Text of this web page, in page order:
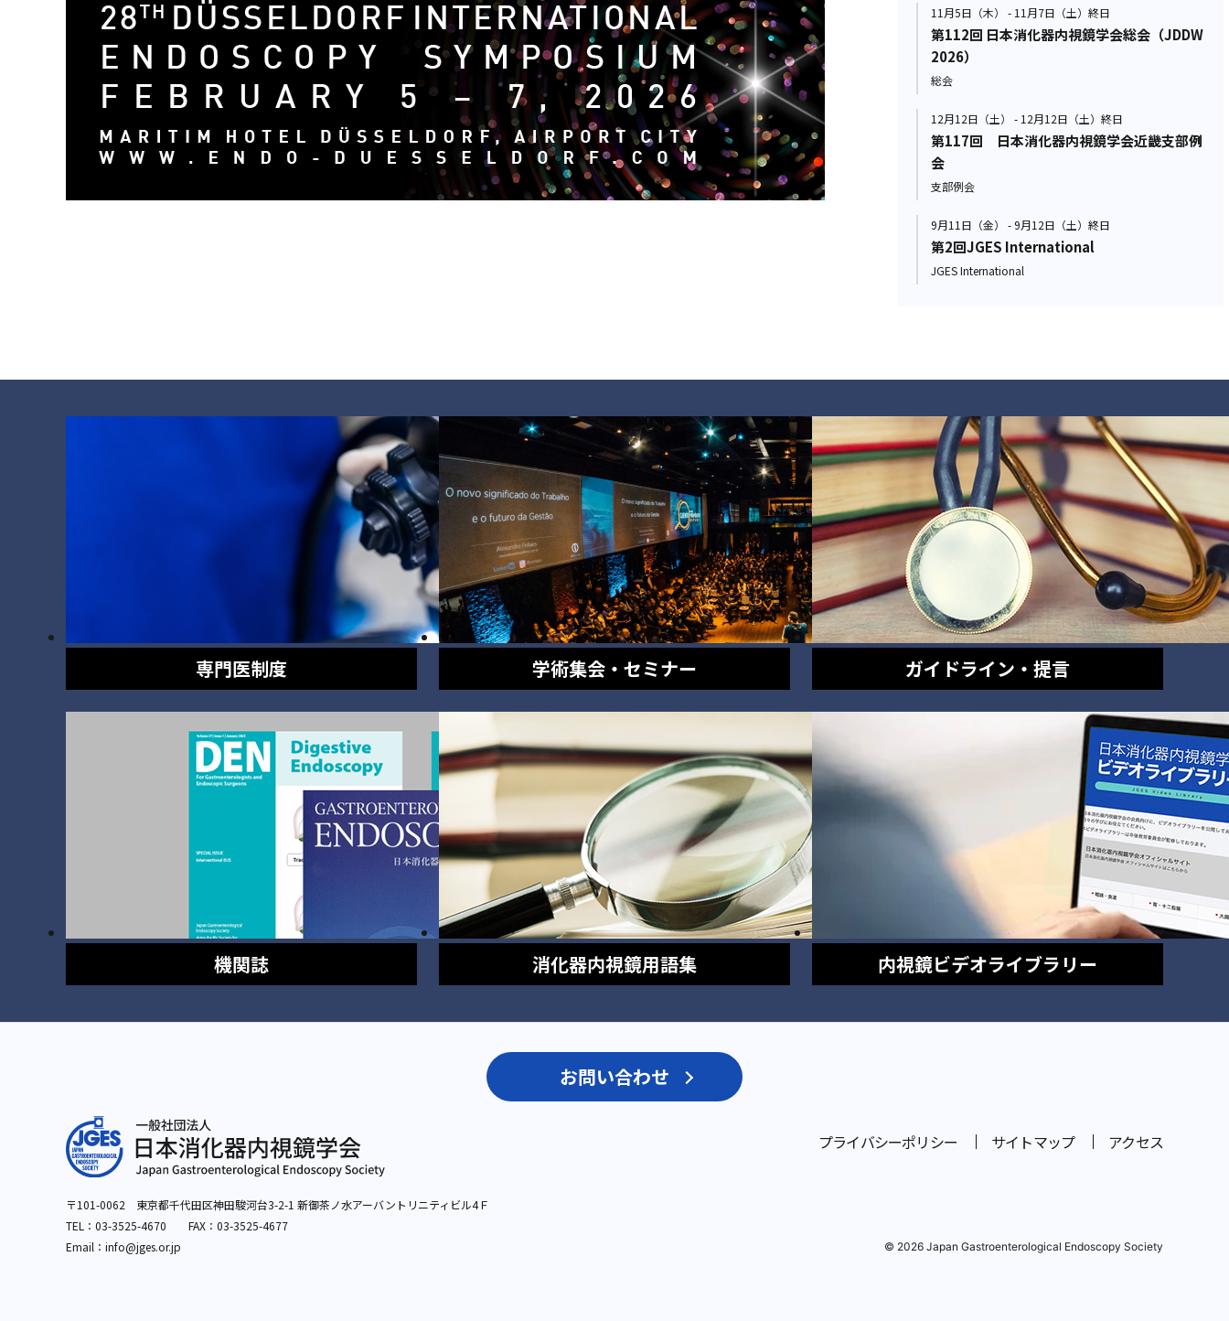
11月5日（木） - 11月7日（土）終日
第112回 日本消化器内視鏡学会総会（JDDW
2026）
総会
12月12日（土） - 12月12日（土）終日
第117回 日本消化器内視鏡学会近畿支部例
会
支部例会
9月11日（金） - 9月12日（土）終日
第2回JGES International
JGES International
専門医制度 学術集会・セミナー ガイドライン・提言
機関誌 消化器内視鏡用語集 内視鏡ビデオライブラリー
お問い合わせ
〒101-0062 東京都千代田区神田駿河台3-2-1 新御茶ノ水アーバントリニティビル4Ｆ
TEL： 03-3525-4670 FAX：03-3525-4677
Email：info@jges.or.jp
プライバシーポリシー サイトマップ アクセス
© 2026 Japan Gastroenterological Endoscopy Society